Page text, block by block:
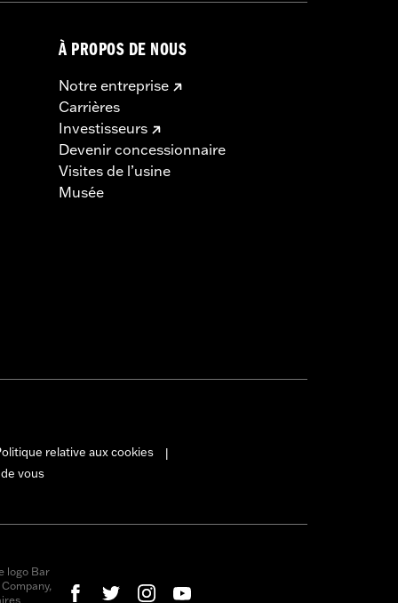
À PROPOS DE NOUS
Notre entreprise
Carrières
Investisseurs
Devenir concessionnaire
Visites de l’usine
Musée
relative aux cookies
vous
logo Bar